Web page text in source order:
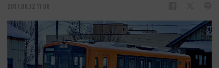
2017.08.12 11:08